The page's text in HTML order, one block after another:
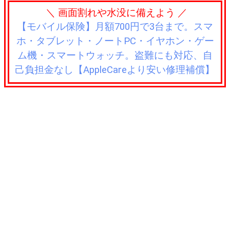
＼ 画面割れや水没に備えよう ／
【モバイル保険】月額700円で3台まで。スマ
ホ・タブレット・ノートPC・イヤホン・ゲー
ム機・スマートウォッチ。盗難にも対応、自
己負担金なし【AppleCareより安い修理補償】